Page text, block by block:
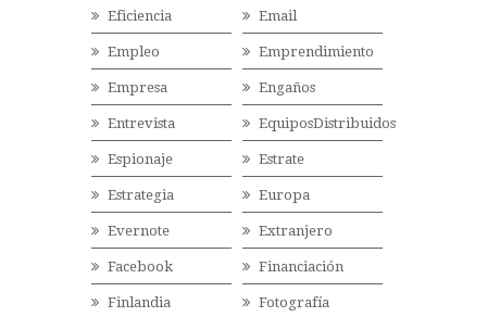
Eficiencia Email
Empleo Emprendimiento
Empresa Engaños
Entrevista EquiposDistribuidos
Espionaje Estrate
Estrategia Europa
Evernote Extranjero
Facebook Financiación
Finlandia Fotografía